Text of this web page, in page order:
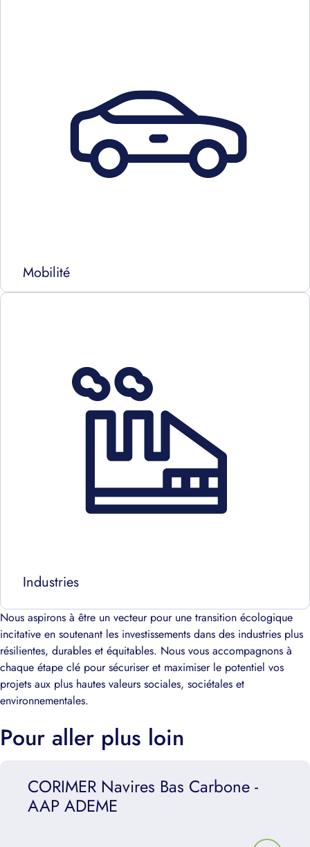
Mobilité
Industries
Nous aspirons à être un vecteur pour une transition écologique
incitative en soutenant les investissements dans des industries plus
résilientes, durables et équitables. Nous vous accompagnons à
chaque étape clé pour sécuriser et maximiser le potentiel vos
projets aux plus hautes valeurs sociales, sociétales et
environnementales.
Pour aller plus loin
CORIMER Navires Bas Carbone -
AAP ADEME